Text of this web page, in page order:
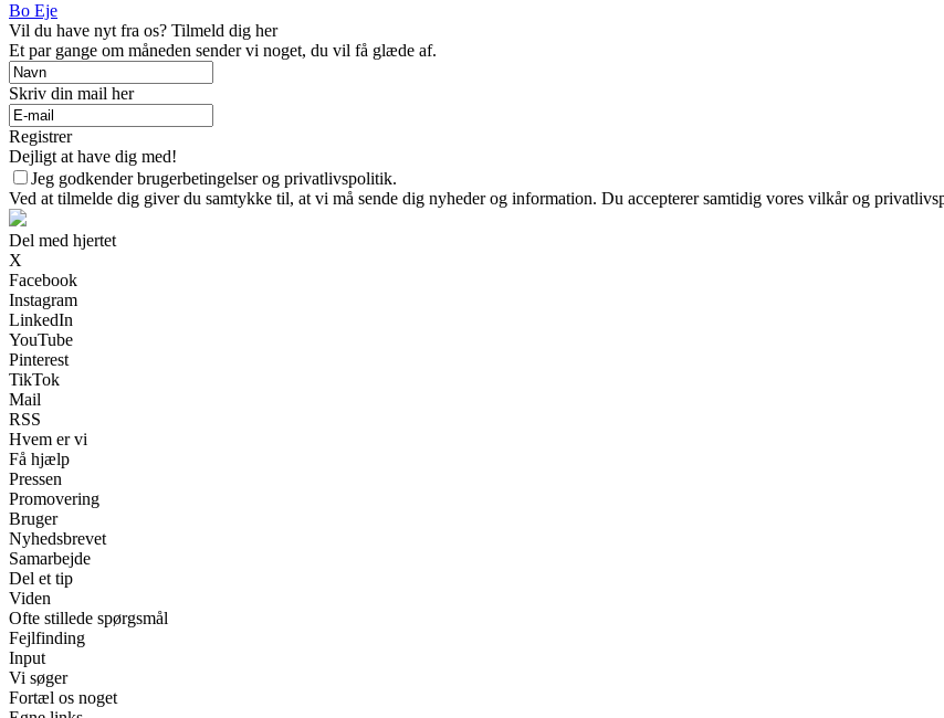
Bo Eje
Vil du have nyt fra os? Tilmeld dig her
Et par gange om måneden sender vi noget, du vil få glæde af.
Skriv din mail her
Registrer
Dejligt at have dig med!
Jeg godkender brugerbetingelser og privatlivspolitik.
Ved at tilmelde dig giver du samtykke til, at vi må sende dig nyheder og information. Du accepterer samtidig vores vilkår og
Del med hjertet
X
Facebook
Instagram
LinkedIn
YouTube
Pinterest
TikTok
Mail
RSS
Hvem er vi
Få hjælp
Pressen
Promovering
Bruger
Nyhedsbrevet
Samarbejde
Del et tip
Viden
Ofte stillede spørgsmål
Fejlfinding
Input
Vi søger
Fortæl os noget